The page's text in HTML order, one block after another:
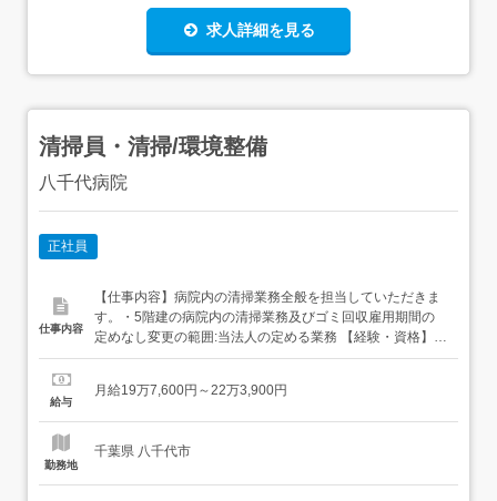
求人詳細を見る
清掃員・清掃/環境整備
八千代病院
正社員
仕事内容
【仕事内容】病院内の清掃業務全般を担当していただきま
す。・5階建の病院内の清掃業務及びゴミ回収雇用期間の
定めなし変更の範囲:当法人の定める業務 【経験・資格】<
応募要件>無資格可年齢制限あり 64歳(定年が65歳のため)
与の備考>基本給+調整手当+ベースアップ手当+補助金通勤
給与
月給19万7,600円～22万3,900円
勤務地
千葉県 八千代市